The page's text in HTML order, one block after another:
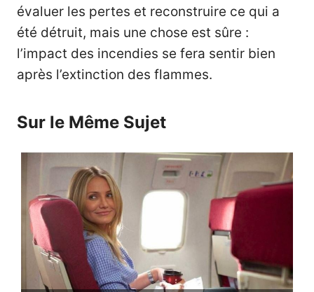
évaluer les pertes et reconstruire ce qui a
été détruit, mais une chose est sûre :
l’impact des incendies se fera sentir bien
après l’extinction des flammes.
Sur le Même Sujet